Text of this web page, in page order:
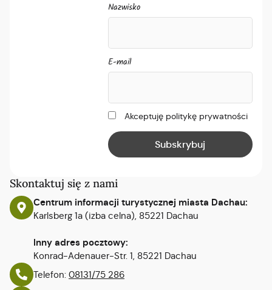
Skontaktuj się z nami
Centrum informacji turystycznej miasta Dachau:
Karlsberg 1a (izba celna), 85221 Dachau
Inny adres pocztowy:
Konrad-Adenauer-Str. 1, 85221 Dachau
Telefon: 08131/75 286
Nazwisko
E-mail
Akceptuję politykę prywatności